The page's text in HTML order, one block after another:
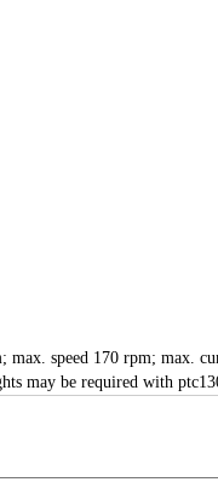
speed 170 rpm; max.
may be required with